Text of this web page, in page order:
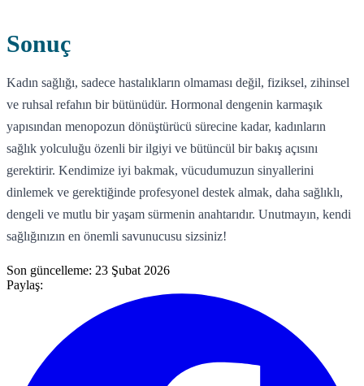
Sonuç
Kadın sağlığı, sadece hastalıkların olmaması değil, fiziksel, zihinsel
ve ruhsal refahın bir bütünüdür. Hormonal dengenin karmaşık
yapısından menopozun dönüştürücü sürecine kadar, kadınların
sağlık yolculuğu özenli bir ilgiyi ve bütüncül bir bakış açısını
gerektirir. Kendimize iyi bakmak, vücudumuzun sinyallerini
dinlemek ve gerektiğinde profesyonel destek almak, daha sağlıklı,
dengeli ve mutlu bir yaşam sürmenin anahtarıdır. Unutmayın, kendi
sağlığınızın en önemli savunucusu sizsiniz!
Son güncelleme: 23 Şubat 2026
Paylaş: